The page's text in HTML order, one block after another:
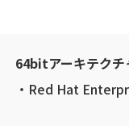
64bitアーキテクチ
Red Hat